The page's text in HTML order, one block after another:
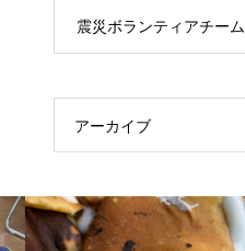
震災ボランティアチーム
アーカイブ